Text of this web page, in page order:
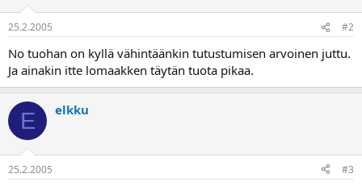
25.2.2005 #2
No tuohan on kyllä vähintäänkin tutustumisen arvoinen juttu.
Ja ainakin itte lomaakken täytän tuota pikaa.
E elkku
25.2.2005 #3